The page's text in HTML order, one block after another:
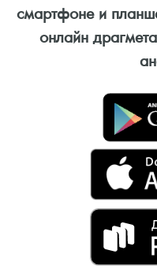
смартфоне и
онлайн